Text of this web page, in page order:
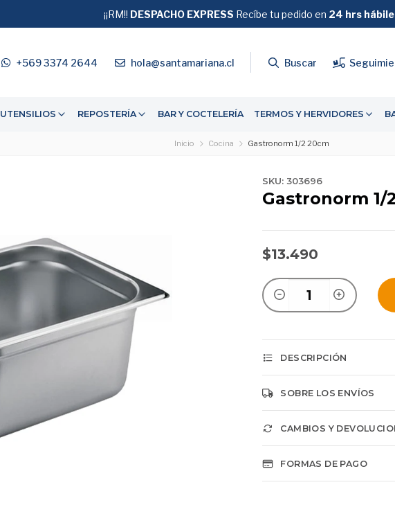
+569 3374 2644 hola@santamariana.cl Buscar
UTENSILIOS REPOSTERÍA BAR Y COCTELERÍA TERMOS Y HERVIDORES
GRATIS SOBRE $39.990
¡¡RM!! DESPACHO EXPRESS Recíbe tu pedido en 24 hrs
Inicio Cocina Gastronorm 1/2 20cm
SKU: 303696
Gastronorm 1/
$13.490
DESCRIPCIÓN
SOBRE LOS ENVÍOS
CAMBIOS Y
FORMAS DE PAGO